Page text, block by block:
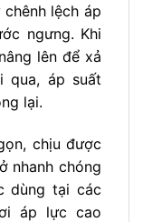
lệch áp
ngưng. Khi
lên để xả
qua, áp suất
lại.
chịu được
nhanh chóng
dùng tại các
áp lực cao